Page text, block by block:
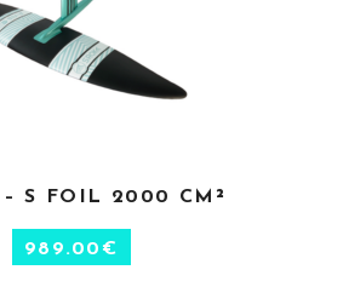
DES OPTIONS
– S FOIL 2000 CM²
989.00 €